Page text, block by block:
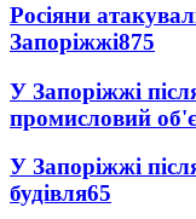
Росіяни
Запоріжжі875
У Запоріжжі
промисловий
У Запоріжжі
будівля65